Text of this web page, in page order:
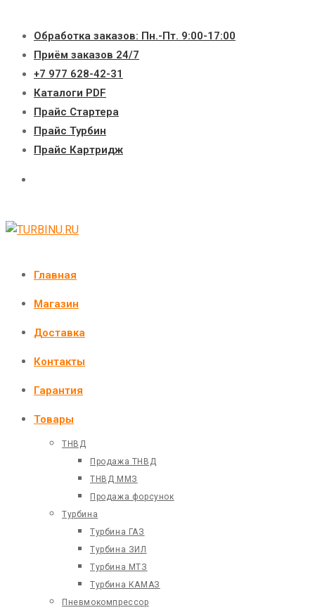
содержимому
Обработка заказов: Пн.-Пт. 9:00-17:00
Приём заказов 24/7
+7 977 628-42-31
Каталоги PDF
Прайс Стартера
Прайс Турбин
Прайс Картридж
Главная
Магазин
Доставка
Контакты
Гарантия
Товары
ТНВД
Продажа ТНВД
ТНВД ММЗ
Продажа форсунок
Турбина
Турбина ГАЗ
Турбина ЗИЛ
Турбина МТЗ
Турбина КАМАЗ
Пневмокомпрессор